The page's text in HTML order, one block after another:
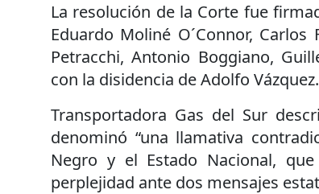
La resolución de la Corte fue
Eduardo Moliné O´Connor,
Petracchi, Antonio Boggiano,
con la disidencia de Adolfo Vázquez.
Transportadora Gas del Sur
denominó “una llamativa
Negro y el Estado Nacional,
perplejidad ante dos mensajes